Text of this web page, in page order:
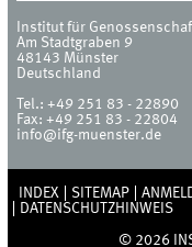
Institut für
Am Stadtgraben 9
48143 Münster
Deutschland
Tel.:+49 251 83 - 22890
Fax:+49 251 83 - 22804
info@ifg-muenster.de
INDEX SITEMAP
DATENSCHUTZHINWEIS
© 2026